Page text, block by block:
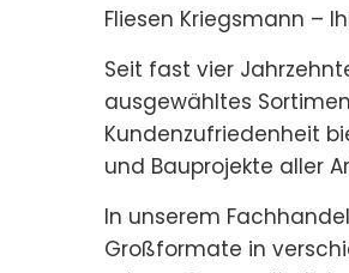
Fliesen Kriegsmann –
Seit fast vier
ausgewähltes
Kundenzufriedenheit
und Bauprojekte aller
In unserem
Großformate in